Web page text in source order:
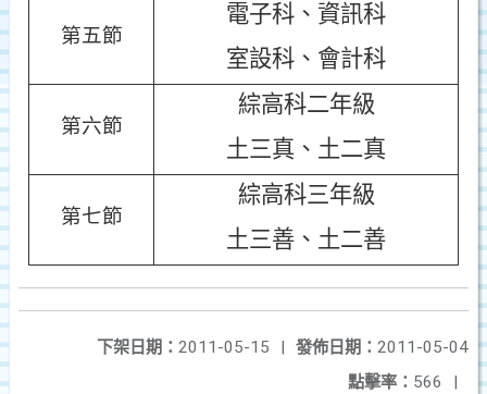
第五節
電子科、資訊科
室設科、會計科
第六節
綜高科二年級
土三真、土二真
第七節
綜高科三年級
土三善、土二善
發佈日期： 2011-05-04
下架日期： 2011-05-15
|
點擊率： 566 |